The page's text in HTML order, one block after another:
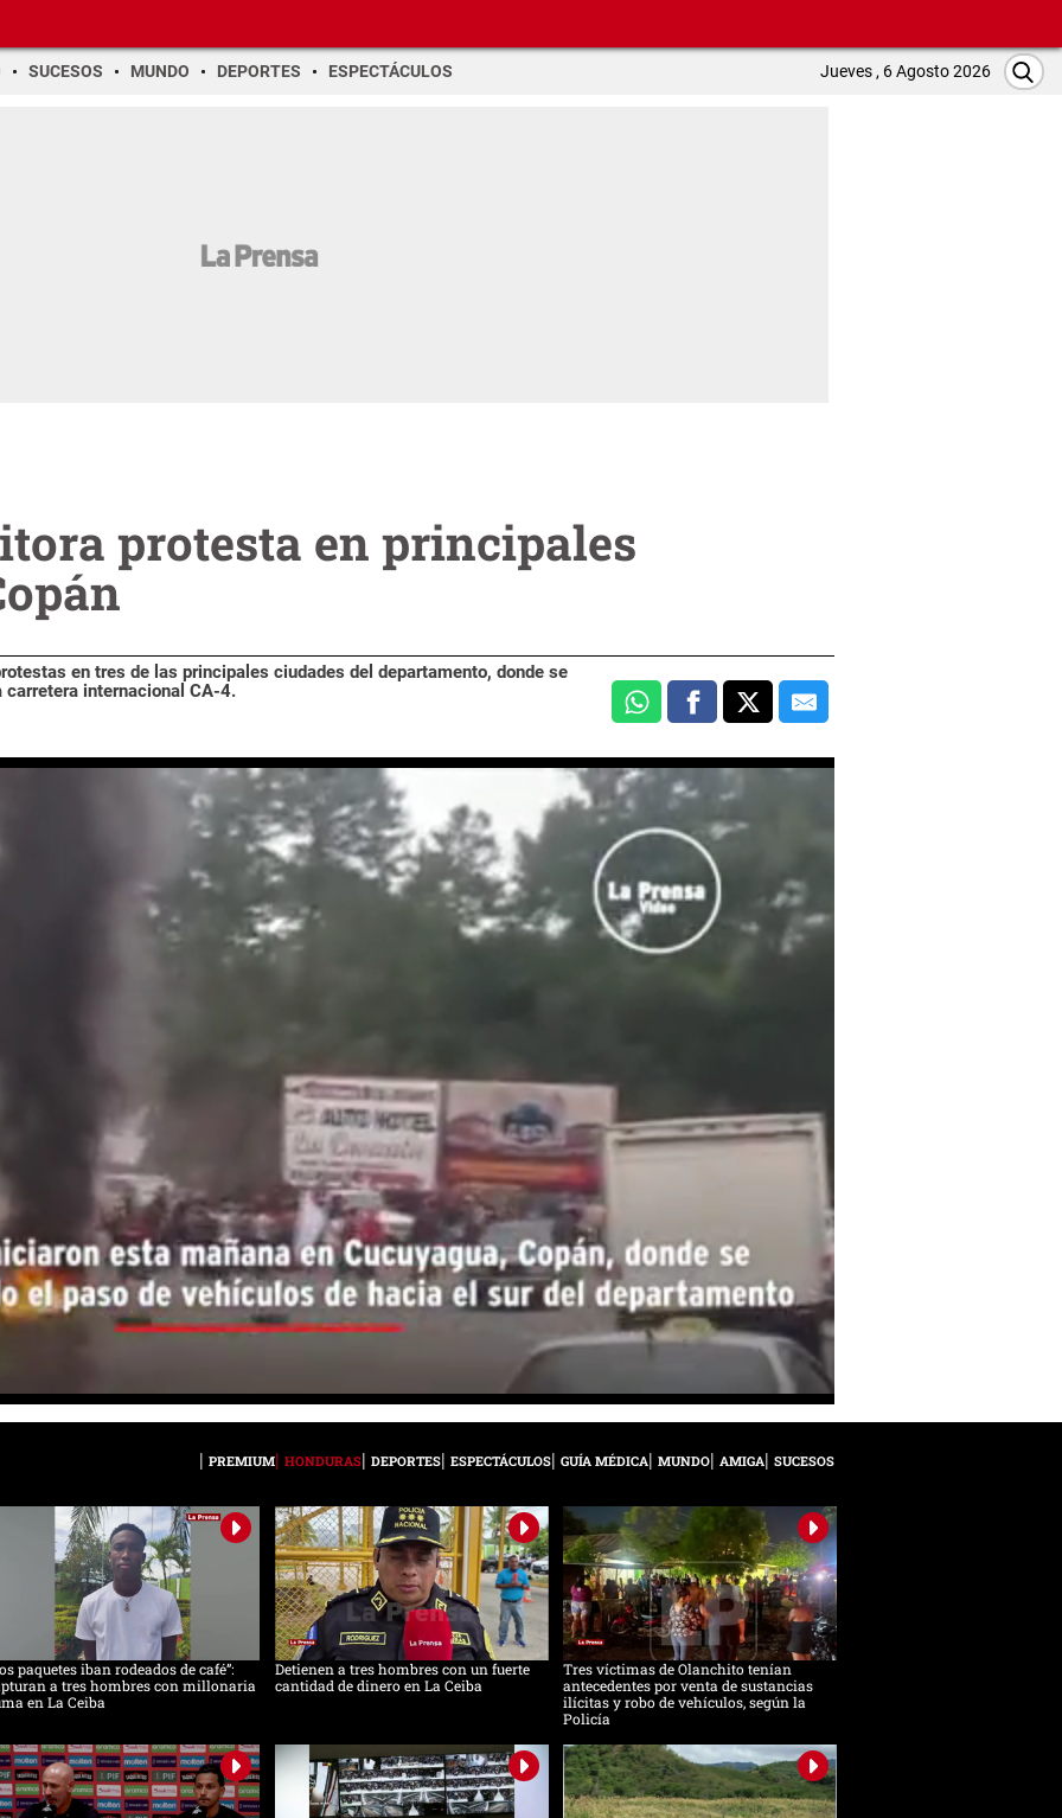
SUCESOS MUNDO DEPORTES ESPECTÁCULOS Jueves , 6 Agosto 2026
protesta en principales
en tres de las principales ciudades del departamento, donde se
internacional CA-4.
PREMIUM HONDURAS DEPORTES ESPECTÁCULOS GUÍA MÉDICA MUNDO AMIGA SUCESOS
paquetes iban rodeados de café”:
a tres hombres con millonaria
en La Ceiba
Detienen a tres hombres con un fuerte
cantidad de dinero en La Ceiba
Tres víctimas de Olanchito tenían
antecedentes por venta de sustancias
ilícitas y robo de vehículos, según la
Policía